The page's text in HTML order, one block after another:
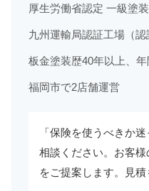
厚生労働省認定 一級塗
九州運輸局認証工場（認
板金塗装歴40年以上、
福岡市で2店舗運営
「保険を使うべきか
相談ください。お客
をご提案します。見積